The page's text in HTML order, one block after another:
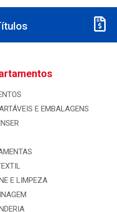
E EMBALAGENS
E LIMPEZA